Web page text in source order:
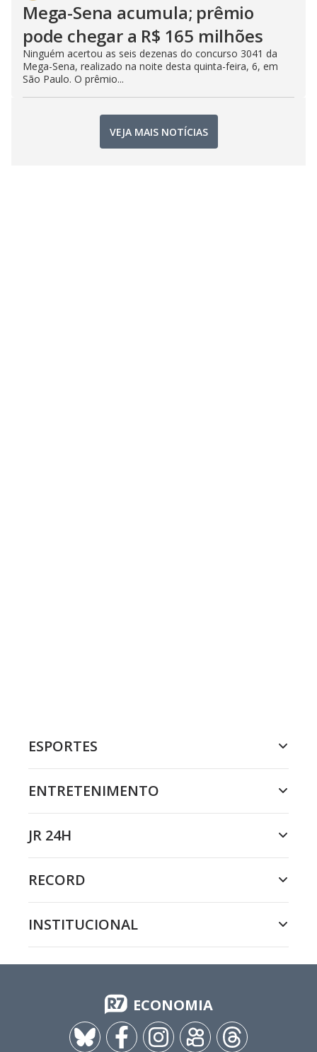
Mega-Sena acumula; prêmio
pode chegar a R$ 165 milhões
Ninguém acertou as seis dezenas do concurso 3041 da
Mega-Sena, realizado na noite desta quinta-feira, 6, em
São Paulo. O prêmio...
VEJA MAIS NOTÍCIAS
ESPORTES
ENTRETENIMENTO
JR 24H
RECORD
INSTITUCIONAL
ECONOMIA